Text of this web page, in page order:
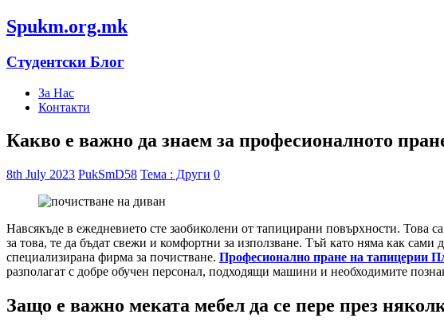
Spukm.org.mk
Студентски Блог
За Нас
Контакти
Какво е важно да знаем за професионалното
8th July 2023 PukSmD58 Тема : Други 0
Навсякъде в ежедневието сте заобиколени от тапицирани повърхности. Това
за това, те да бъдат свежи и комфортни за използване. Тъй като няма как сами
специализирана фирма за почистване. Професионално пране на тапицерии
разполагат с добре обучен персонал, подходящи машини и необходимите
Защо е важно меката мебел да се пере през